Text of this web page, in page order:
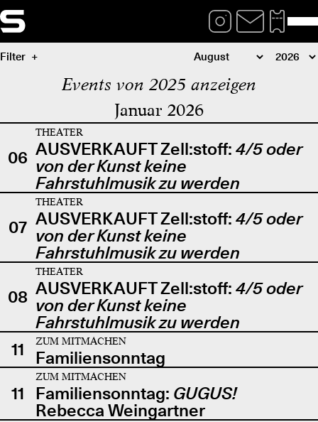
Filter
Events von 2025 anzeigen
Januar 2026
06
THEATER
AUSVERKAUFT Zell:stoff: 4/5 oder
von der Kunst keine
Fahrstuhlmusik zu werden
07
THEATER
AUSVERKAUFT Zell:stoff: 4/5 oder
von der Kunst keine
Fahrstuhlmusik zu werden
08
THEATER
AUSVERKAUFT Zell:stoff: 4/5 oder
von der Kunst keine
Fahrstuhlmusik zu werden
11
ZUM MITMACHEN
Familiensonntag
11
ZUM MITMACHEN
Familiensonntag: GUGUS!
Rebecca Weingartner